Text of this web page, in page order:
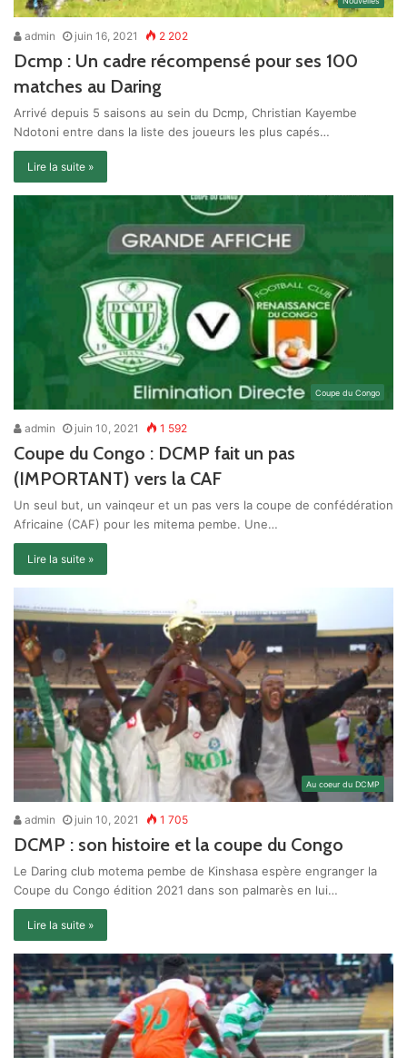
admin juin 16, 2021 2 202
Dcmp : Un cadre récompensé pour ses 100
matches au Daring
Arrivé depuis 5 saisons au sein du Dcmp, Christian Kayembe
Ndotoni entre dans la liste des joueurs les plus capés…
Lire la suite »
Coupe du Congo
admin juin 10, 2021 1 592
Coupe du Congo : DCMP fait un pas
(IMPORTANT) vers la CAF
Un seul but, un vainqeur et un pas vers la coupe de confédération
Africaine (CAF) pour les mitema pembe. Une…
Lire la suite »
Au coeur du DCMP
admin juin 10, 2021 1 705
DCMP : son histoire et la coupe du Congo
Le Daring club motema pembe de Kinshasa espère engranger la
Coupe du Congo édition 2021 dans son palmarès en lui…
Lire la suite »